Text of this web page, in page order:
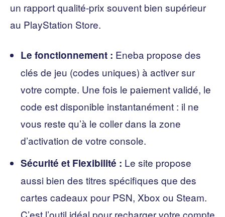
un rapport qualité-prix souvent bien supérieur
au PlayStation Store.
Le fonctionnement : Eneba propose des
clés de jeu (codes uniques) à activer sur
votre compte. Une fois le paiement validé, le
code est disponible instantanément : il ne
vous reste qu’à le coller dans la zone
d’activation de votre console.
Sécurité et Flexibilité : Le site propose
aussi bien des titres spécifiques que des
cartes cadeaux pour PSN, Xbox ou Steam.